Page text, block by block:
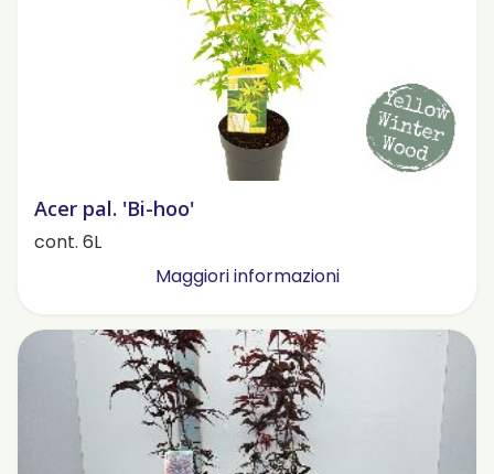
Acer pal. 'Bi-hoo'
cont. 6L
Maggiori informazioni